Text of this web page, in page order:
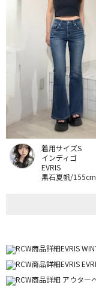
着用サイズS
インディゴ
EVRIS
黒石夏帆/155cm